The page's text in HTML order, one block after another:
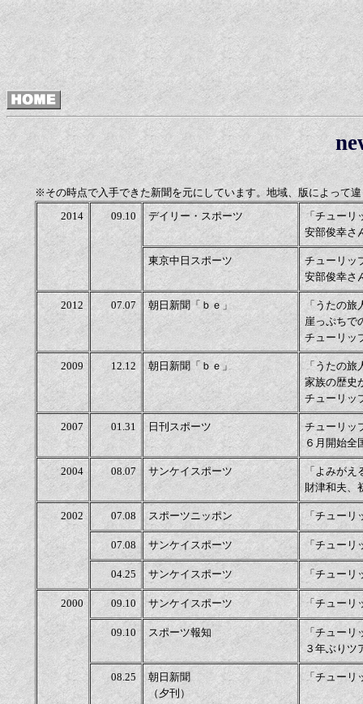
※その時点で入手できた新聞を元にしています。地域、版によって
2014
09.10 デイリー・スポーツ
「チューリ
安部俊幸さ
東京中日スポーツ
チューリッ
安部俊幸さ
2012 07.07 朝日新聞「ｂｅ」
「うたの旅
崖っぷちで
チューリッ
2009 12.12 朝日新聞「ｂｅ」
「うたの旅
家族の歴史
チューリッ
2007 01.31 日刊スポーツ
チューリッ
６月開始全
2004 08.07 サンケイスポーツ
「よみがえ
財津和夫、
2002 07.08 スポーツニッポン 「チュー
07.08 サンケイスポーツ 「チューリ
04.25 サンケイスポーツ 「チュー
2000 09.10 サンケイスポーツ 「チューリ
09.10 スポーツ報知
「チューリ
３年ぶりツ
08.25
朝日新聞
（夕刊）
「チューリ